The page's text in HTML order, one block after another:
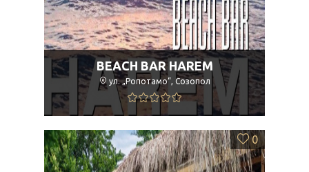
BEACH BAR HAREM
ул. „Ропотамо“, Созопол
0